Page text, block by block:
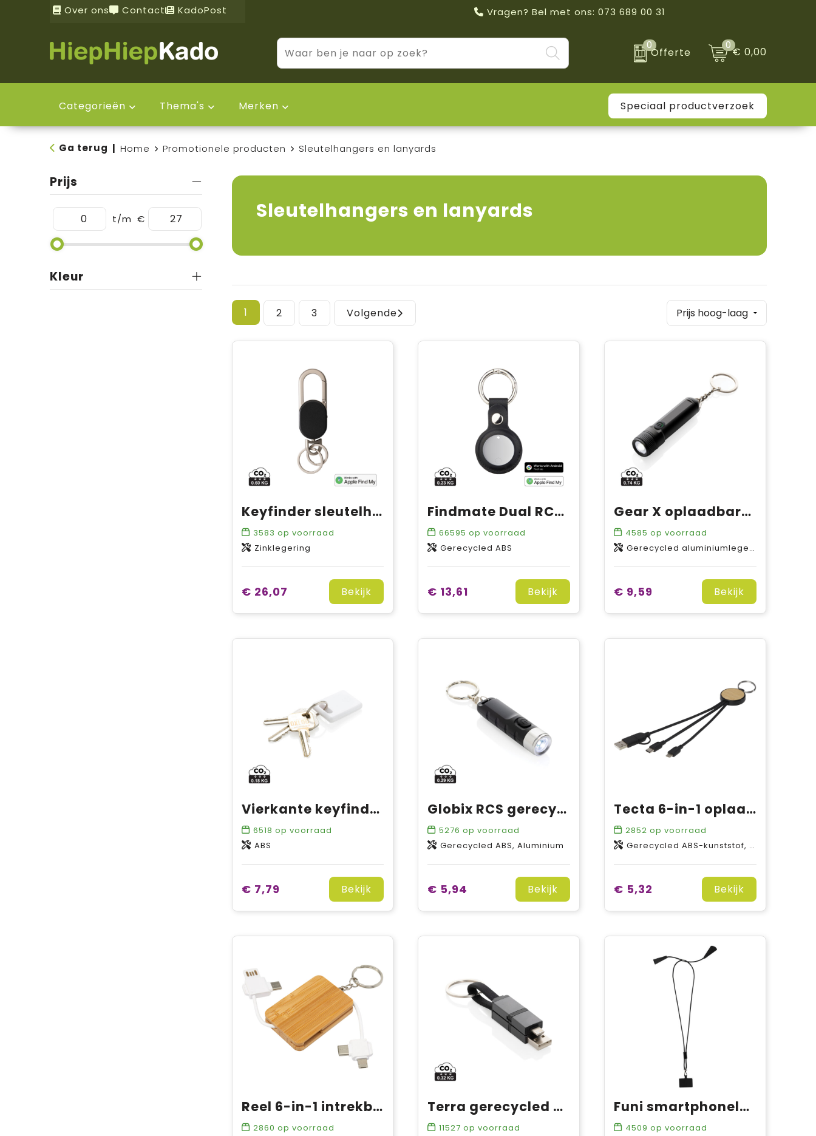
Over ons Contact KadoPost Vragen? Bel met ons: 073 689 00 31
0
Offerte
0€ 0,00
Categorieën Thema's Merken Speciaal productverzoek
Ga terug Home Promotionele producten Sleutelhangers en lanyards
Prijs
t/m €
Kleur
Sleutelhangers en lanyards
1 2 3 Volgende
Keyfinder sleutelhanger met wereldwijd lokaliseren en USB C
3583 op voorraad
Zinklegering
€ 26,07 Bekijk
Findmate Dual RCS gerecycled plastic item finder IPX5
66595 op voorraad
Gerecycled ABS
€ 13,61 Bekijk
Gear X oplaadbare ultra felle zaklamp
4585 op voorraad
Gerecycled aluminiumlegering
€ 9,59 Bekijk
Vierkante keyfinder 2.0
6518 op voorraad
ABS
€ 7,79 Bekijk
Globix RCS gerecycled plastic USB oplaadbare zaklamp
5276 op voorraad
Gerecycled ABS, Aluminium
€ 5,94 Bekijk
Tecta 6-in-1 oplaadkabel van gerecycled plastic/bamboe met sleutelhanger
2852 op voorraad
Gerecycled ABS-kunststof, Bamboe
€ 5,32 Bekijk
Reel 6-in-1 intrekbare bamboe sleutelhanger oplaadkabel
2860 op voorraad
Terra gerecycled aluminium 4 in 1 60W snellaadkabel
11527 op voorraad
Funi smartphonelanyard van gerecycled plastic met ingebouwde datasynchronisatie en 5 in 1 snellaadkabel van 100 W
4509 op voorraad